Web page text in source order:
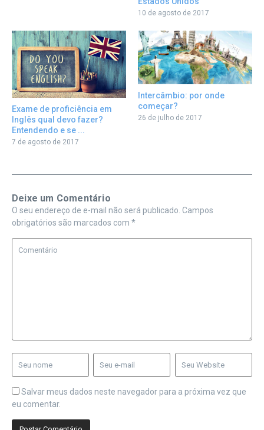
10 de agosto de 2017
Exame de proficiência em
Inglês qual devo fazer?
Entendendo e se ...
7 de agosto de 2017
Intercâmbio: por onde
começar?
26 de julho de 2017
Deixe um Comentário
O seu endereço de e-mail não será publicado. Campos
obrigatórios são marcados com *
Salvar meus dados neste navegador para a próxima vez que
eu comentar.